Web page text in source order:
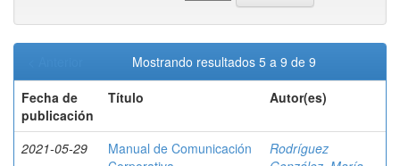
Mostrando resultados 5 a 9 de 9
Fecha de
publicación
Título Autor(es)
2021-05-29
Manual de Comunicación
Rodríguez